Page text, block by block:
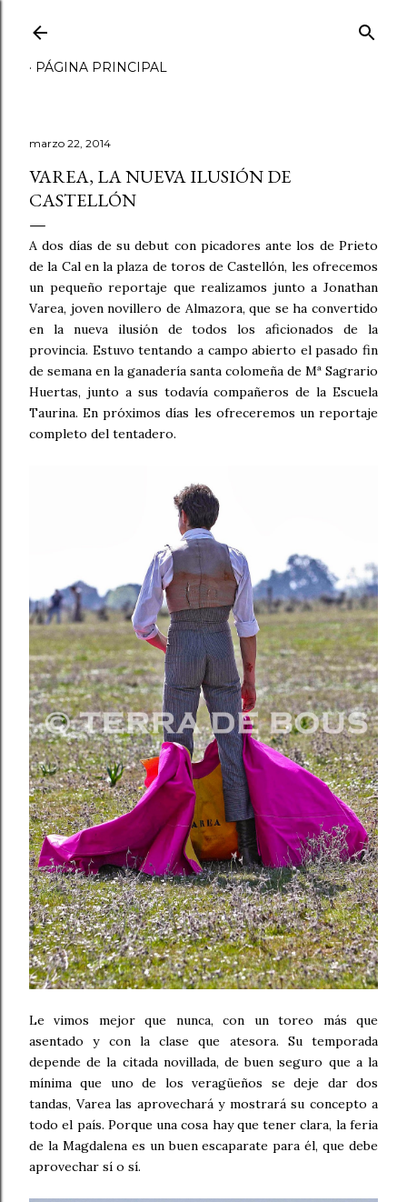
PÁGINA PRINCIPAL
marzo 22, 2014
VAREA, LA NUEVA ILUSIÓN DE
CASTELLÓN
A dos días de su debut con picadores ante los de Prieto
de la Cal en la plaza de toros de Castellón, les ofrecemos
un pequeño reportaje que realizamos junto a Jonathan
Varea, joven novillero de Almazora, que se ha convertido
en la nueva ilusión de todos los aficionados de la
provincia. Estuvo tentando a campo abierto el pasado fin
de semana en la ganadería santa colomeña de Mª Sagrario
Huertas, junto a sus todavía compañeros de la Escuela
Taurina. En próximos días les ofreceremos un reportaje
completo del tentadero.
Le vimos mejor que nunca, con un toreo más que
asentado y con la clase que atesora. Su temporada
depende de la citada novillada, de buen seguro que a la
mínima que uno de los veragüeños se deje dar dos
tandas, Varea las aprovechará y mostrará su concepto a
todo el país. Porque una cosa hay que tener clara, la feria
de la Magdalena es un buen escaparate para él, que debe
aprovechar sí o sí.